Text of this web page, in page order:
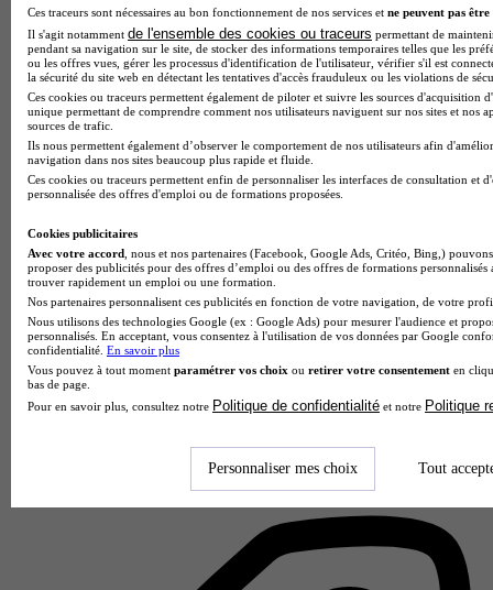
Unité de formation et de recherche
Voir l’établissement
Ces traceurs sont nécessaires au bon fonctionnement de nos services et ne peuvent pas être
Il s'agit notamment de l'ensemble des cookies ou traceurs permettant de
pendant sa navigation sur le site, de stocker des informations temporaires telles que les
ou les offres vues, gérer les processus d'identification de l'utilisateur, vérifier s'il est
la sécurité du site web en détectant les tentatives d'accès frauduleux ou les violations de
Ces cookies ou traceurs permettent également de piloter et suivre les sources d'acquisition
unique permettant de comprendre comment nos utilisateurs naviguent sur nos sites et nos
sources de trafic.
Ils nous permettent également d’observer le comportement de nos utilisateurs afin
navigation dans nos sites beaucoup plus rapide et fluide.
Ces cookies ou traceurs permettent enfin de personnaliser les interfaces de consultation et
personnalisée des offres d'emploi ou de formations proposées.
Cookies publicitaires
Avec votre accord , nous et nos partenaires (Facebook, Google Ads, Critéo, Bing,)
proposer des publicités pour des offres d’emploi ou des offres de formations
trouver rapidement un emploi ou une formation.
Nos partenaires personnalisent ces publicités en fonction de votre navigation, de votre
Nous utilisons des technologies Google (ex : Google Ads) pour mesurer l'audience et
personnalisés. En acceptant, vous consentez à l'utilisation de vos données par Google
confidentialité. En savoir plus
Vous pouvez à tout moment paramétrer vos choix ou retirer votre consentement en
bas de page.
Pour en savoir plus, consultez notre Politique de confidentialité et notre Politique
Personnaliser mes choix Tout